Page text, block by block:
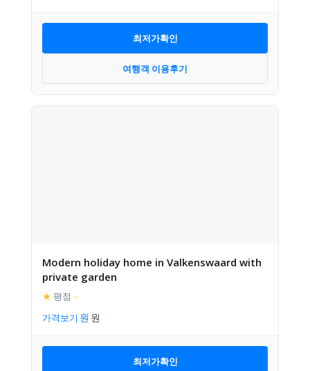
최저가확인
여행객 이용후기
Modern holiday home in Valkenswaard with
private garden
★ 평점 –
가격보기
최저가확인